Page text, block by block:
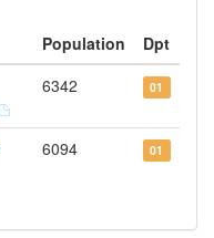
Population
Dpt
6342 01
6094 01